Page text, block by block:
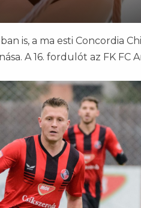
is, a ma esti Concordia
A 16. fordulót az FK FC